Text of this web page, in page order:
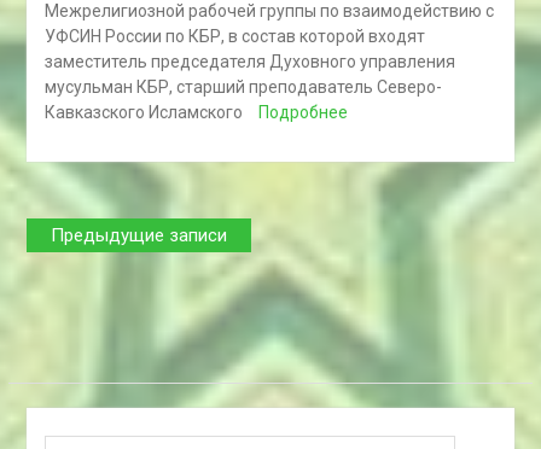
Межрелигиозной рабочей группы по взаимодействию с
УФСИН России по КБР, в состав которой входят
заместитель председателя Духовного управления
мусульман КБР, старший преподаватель Северо-
Кавказского Исламского
Подробнее
Навигация
по
записям
Предыдущие записи
Поиск: